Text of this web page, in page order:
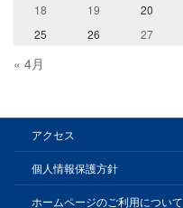
18
19 20
25
26 27
« 4月
アクセス
個人情報保護方針
ホームページのご利用について